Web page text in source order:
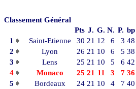
Classement Général
Pts J. G. N. P. bp
1
Saint-Etienne 30 21 12 6 3 48
2
Lyon 26 21 10 6 5 38
3
Lens 25 21 10 5 6 42
4
Monaco 25 21 11 3 7 36
5
Bordeaux 24 21 10 4 7 40